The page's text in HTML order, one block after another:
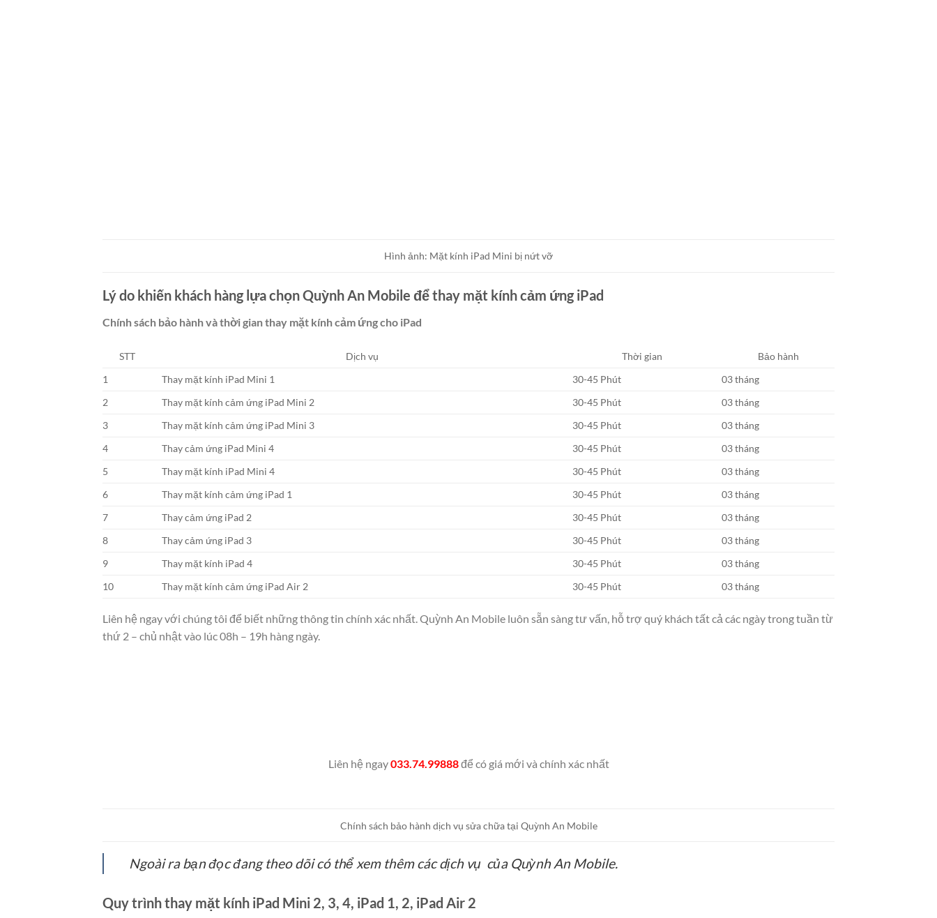
Hình ảnh: Mặt kính iPad Mini bị nứt vỡ
Lý do khiến khách hàng lựa chọn Quỳnh An Mobile để thay mặt kính cảm ứng iPad
Chính sách bảo hành và thời gian thay mặt kính cảm ứng cho iPad
STT Dịch vụ Thời gian
Bảo hành
1
Thay mặt kính iPad Mini 1 30-45 Phút
03 tháng
2
Thay mặt kính cảm ứng iPad Mini 2 30-45 Phút
03 tháng
3
Thay mặt kính cảm ứng iPad Mini 3 30-45 Phút
03 tháng
4
Thay cảm ứng iPad Mini 4 30-45 Phút
03 tháng
5
Thay mặt kính iPad Mini 4 30-45 Phút
03 tháng
6
Thay mặt kính cảm ứng iPad 1 30-45 Phút
03 tháng
7
Thay cảm ứng iPad 2 30-45 Phút
03 tháng
8
Thay cảm ứng iPad 3 30-45 Phút
03 tháng
9
Thay mặt kính iPad 4 30-45 Phút
03 tháng
10
Thay mặt kính cảm ứng iPad Air 2 30-45 Phút 03 tháng
Liên hệ ngay với chúng tôi để biết những thông tin chính xác nhất. Quỳnh An Mobile luôn sẵn sàng tư vấn, hỗ trợ quý khách tất cả các ngày trong tuần từ
thứ 2 – chủ nhật vào lúc 08h – 19h hàng ngày.
Liên hệ ngay033.74.99888để có giá mới và chính xác nhất
Chính sách bảo hành dịch vụ sửa chữa tại Quỳnh An Mobile
Ngoài ra bạn đọc đang theo dõi có thể xem thêm các dịch vụ của Quỳnh An Mobile.
Quy trình thay mặt kính iPad Mini 2, 3, 4, iPad 1, 2, iPad Air 2